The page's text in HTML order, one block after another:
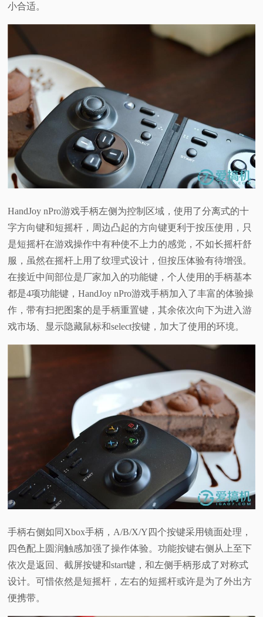
小合适。
HandJoy nPro游戏手柄左侧为控制区域，使用了分离式的十
字方向键和短摇杆，周边凸起的方向键更利于按压使用，只
是短摇杆在游戏操作中有种使不上力的感觉，不如长摇杆舒
服，虽然在摇杆上用了纹理式设计，但按压体验有待增强。
在接近中间部位是厂家加入的功能键，个人使用的手柄基本
都是4项功能键，HandJoy nPro游戏手柄加入了丰富的体验操
作，带有扫把图案的是手柄重置键，其余依次向下为进入游
戏市场、显示隐藏鼠标和select按键，加大了使用的环境。
手柄右侧如同Xbox手柄，A/B/X/Y四个按键采用镜面处理，
四色配上圆润触感加强了操作体验。功能按键右侧从上至下
依次是返回、截屏按键和start键，和左侧手柄形成了对称式
设计。可惜依然是短摇杆，左右的短摇杆或许是为了外出方
便携带。